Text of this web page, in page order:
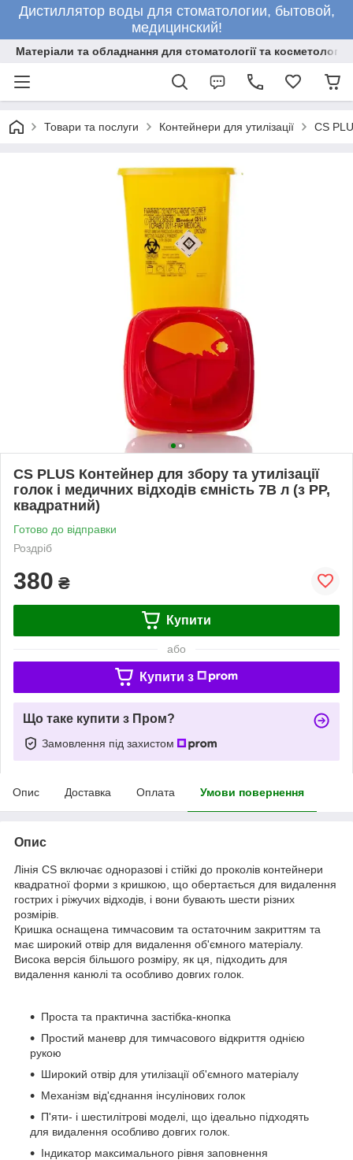
Дистиллятор воды для стоматологии, бытовой,
медицинский!
Матеріали та обладнання для стоматології та косметології
Товари та послуги Контейнери для утилізації CS
CS PLUS Контейнер для збору та утилізації
голок і медичних відходів ємність 7В л (з PP,
квадратний)
Готово до відправки
Роздріб
380 ₴
Купити
або
Купити з
Що таке купити з Пром?
Замовлення під захистом
Опис Доставка Оплата Умови повернення
Опис
Лінія CS включає одноразові і стійкі до проколів контейнери
квадратної форми з кришкою, що обертається для видалення
гострих і ріжучих відходів, і вони бувають шести різних
розмірів.
Кришка оснащена тимчасовим та остаточним закриттям та
має широкий отвір для видалення об'ємного матеріалу.
Висока версія більшого розміру, як ця, підходить для
видалення канюлі та особливо довгих голок.
Проста та практична застібка-кнопка
Простий маневр для тимчасового відкриття однією
рукою
Широкий отвір для утилізації об'ємного матеріалу
Механізм від'єднання інсулінових голок
П'яти- і шестилітрові моделі, що ідеально підходять
для видалення особливо довгих голок.
Індикатор максимального рівня заповнення